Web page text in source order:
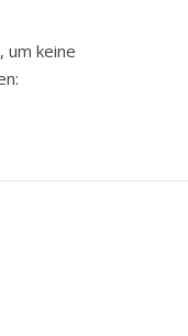
um keine